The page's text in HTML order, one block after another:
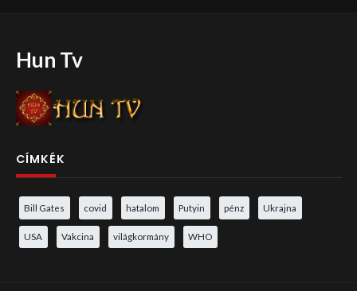
Hun Tv
CÍMKÉK
Bill Gates covid hatalom Putyin pénz Ukrajna
USA Vakcina világkormány WHO